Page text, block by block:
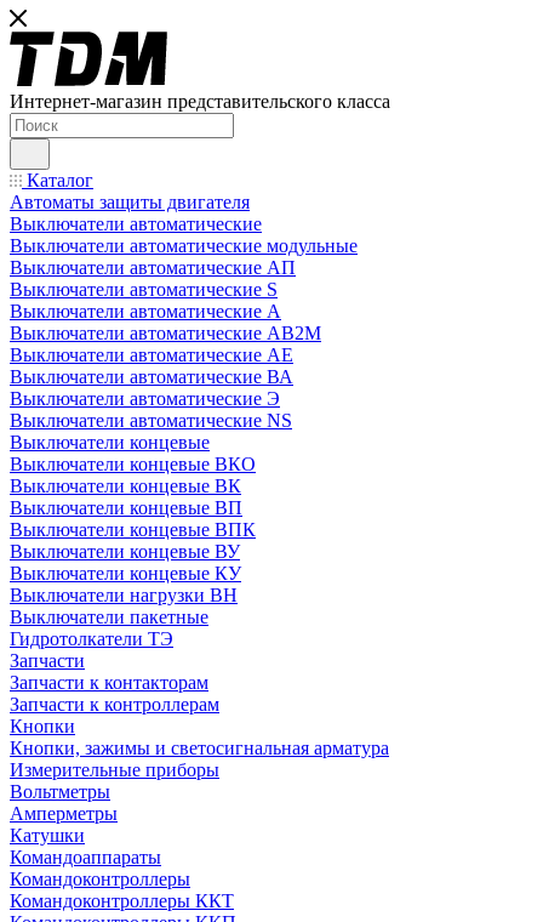
Интернет-магазин представительского класса
Каталог
Автоматы защиты двигателя
Выключатели автоматические
Выключатели автоматические модульные
Выключатели автоматические АП
Выключатели автоматические S
Выключатели автоматические А
Выключатели автоматические АВ2М
Выключатели автоматические АЕ
Выключатели автоматические ВА
Выключатели автоматические Э
Выключатели автоматические NS
Выключатели концевые
Выключатели концевые ВКО
Выключатели концевые ВК
Выключатели концевые ВП
Выключатели концевые ВПК
Выключатели концевые ВУ
Выключатели концевые КУ
Выключатели нагрузки ВН
Выключатели пакетные
Гидротолкатели ТЭ
Запчасти
Запчасти к контакторам
Запчасти к контроллерам
Кнопки
Кнопки, зажимы и светосигнальная арматура
Измерительные приборы
Вольтметры
Амперметры
Катушки
Командоаппараты
Командоконтроллеры
Командоконтроллеры ККТ